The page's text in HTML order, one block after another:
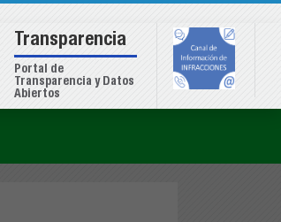
Transparencia
Portal de
Transparencia y Datos
Abiertos